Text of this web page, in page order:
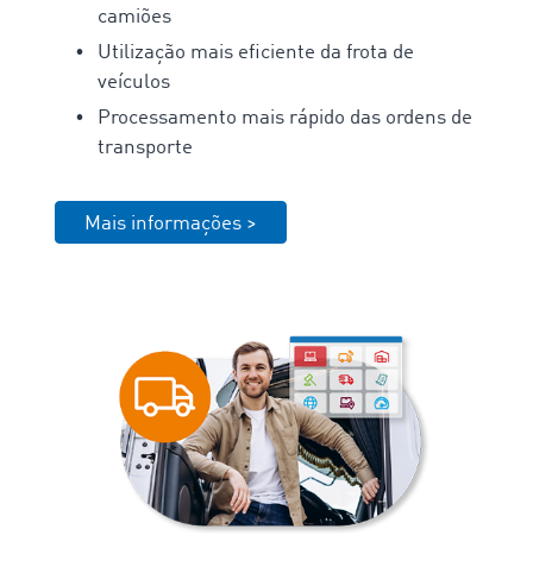
camiões
Utilização mais eficiente da frota de
veículos
Processamento mais rápido das ordens de
transporte
Mais informações >